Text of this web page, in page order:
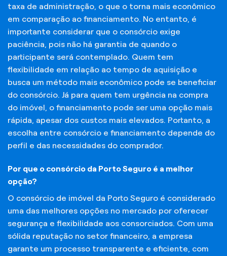
taxa de administração, o que o torna mais econômico
em comparação ao financiamento. No entanto, é
importante considerar que o consórcio exige
paciência, pois não há garantia de quando o
participante será contemplado. Quem tem
flexibilidade em relação ao tempo de aquisição e
busca um método mais econômico pode se beneficiar
do consórcio. Já para quem tem urgência na compra
do imóvel, o financiamento pode ser uma opção mais
rápida, apesar dos custos mais elevados. Portanto, a
escolha entre consórcio e financiamento depende do
perfil e das necessidades do comprador.
Por que o consórcio da Porto Seguro é a melhor
opção?
O consórcio de imóvel da Porto Seguro é considerado
uma das melhores opções no mercado por oferecer
segurança e flexibilidade aos consorciados. Com uma
sólida reputação no setor financeiro, a empresa
garante um processo transparente e eficiente, com